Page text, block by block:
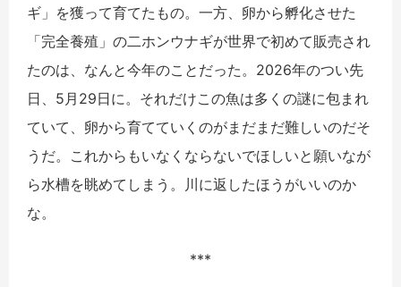
ギ」を獲って育てたもの。一方、卵から孵化させた
「完全養殖」の二ホンウナギが世界で初めて販売され
たのは、なんと今年のことだった。2026年のつい先
日、5月29日に。それだけこの魚は多くの謎に包まれ
ていて、卵から育てていくのがまだまだ難しいのだそ
うだ。これからもいなくならないでほしいと願いなが
ら水槽を眺めてしまう。川に返したほうがいいのか
な。
***